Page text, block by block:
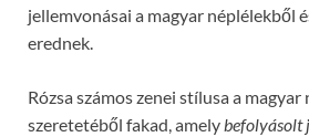
jellemvonásai a magyar néplélekből
erednek.
Rózsa számos zenei stílusa a
szeretetéből fakad, amelybefolyásolt